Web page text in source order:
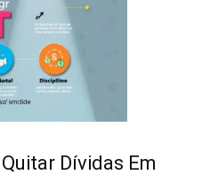
Dívidas Em